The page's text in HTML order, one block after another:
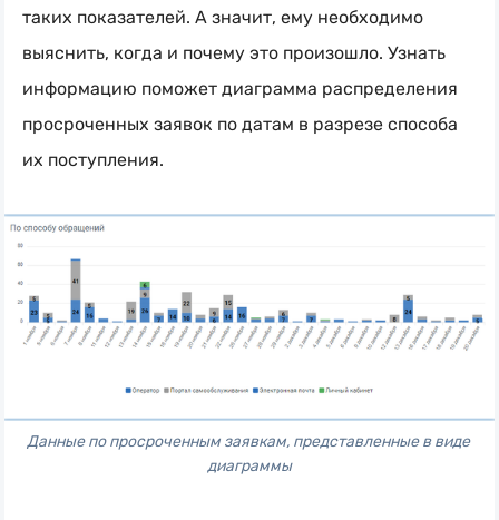
таких показателей. А значит, ему необходимо
выяснить, когда и почему это произошло. Узнать
информацию поможет диаграмма распределения
просроченных заявок по датам в разрезе способа
их поступления.
Данные по просроченным заявкам, представленные в виде
диаграммы